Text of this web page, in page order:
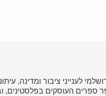
לענייני ציבור ומדינה,